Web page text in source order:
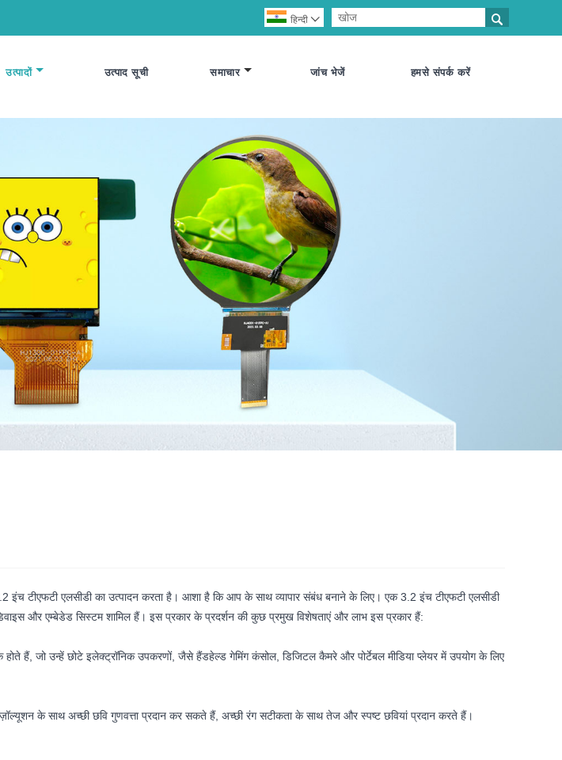

हिन्दी 
उत्पादों उत्पाद सूची समाचार जांच भेजें हमसे संपर्क करें
इंच टीएफटी एलसीडी का उत्पादन करता है। आशा है कि आप के साथ व्यापार संबंध बनाने के लिए। एक 3.2 इंच टीएफटी एलसीडी
और एम्बेडेड सिस्टम शामिल हैं। इस प्रकार के प्रदर्शन की कुछ प्रमुख विशेषताएं और लाभ इस प्रकार हैं:
हैं, जो उन्हें छोटे इलेक्ट्रॉनिक उपकरणों, जैसे हैंडहेल्ड गेमिंग कंसोल, डिजिटल कैमरे और पोर्टेबल मीडिया प्लेयर में उपयोग के लिए
के साथ अच्छी छवि गुणवत्ता प्रदान कर सकते हैं, अच्छी रंग सटीकता के साथ तेज और स्पष्ट छवियां प्रदान करते हैं।